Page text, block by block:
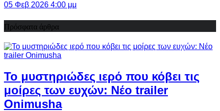
05 Φεβ 2026 4:00 μμ
Πρόσφατα άρθρα
Το μυστηριώδες ιερό που κόβει τις
μοίρες των ευχών: Νέο trailer
Onimusha